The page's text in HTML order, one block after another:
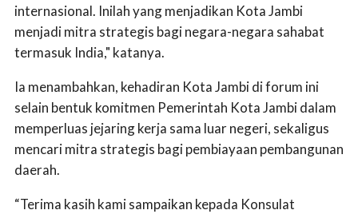
internasional. Inilah yang menjadikan Kota Jambi
menjadi mitra strategis bagi negara-negara sahabat
termasuk India," katanya.
Ia menambahkan, kehadiran Kota Jambi di forum ini
selain bentuk komitmen Pemerintah Kota Jambi dalam
memperluas jejaring kerja sama luar negeri, sekaligus
mencari mitra strategis bagi pembiayaan pembangunan
daerah.
“Terima kasih kami sampaikan kepada Konsulat